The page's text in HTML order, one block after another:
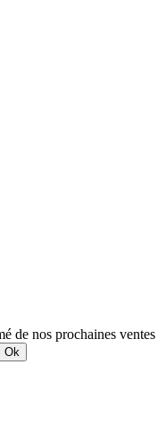
de nos prochaines ventes
Ok